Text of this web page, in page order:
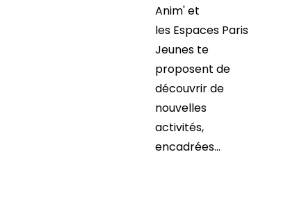
Anim' et
les Espaces Paris
Jeunes te
proposent de
découvrir de
nouvelles
activités,
encadrées...